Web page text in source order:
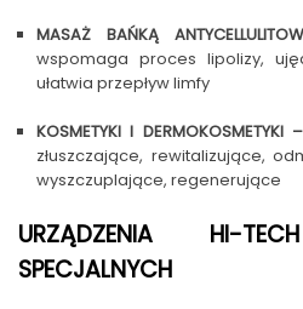
MASAŻ BAŃKĄ
wspomaga proces lipolizy,
ułatwia przepływ limfy
KOSMETYKI I DERMOKOSMETYKI –
złuszczające, rewitalizujące,
wyszczuplające, regenerujące
URZĄDZENIA HI-
SPECJALNYCH